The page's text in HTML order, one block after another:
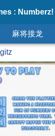
: Numberz!
麻将接龙